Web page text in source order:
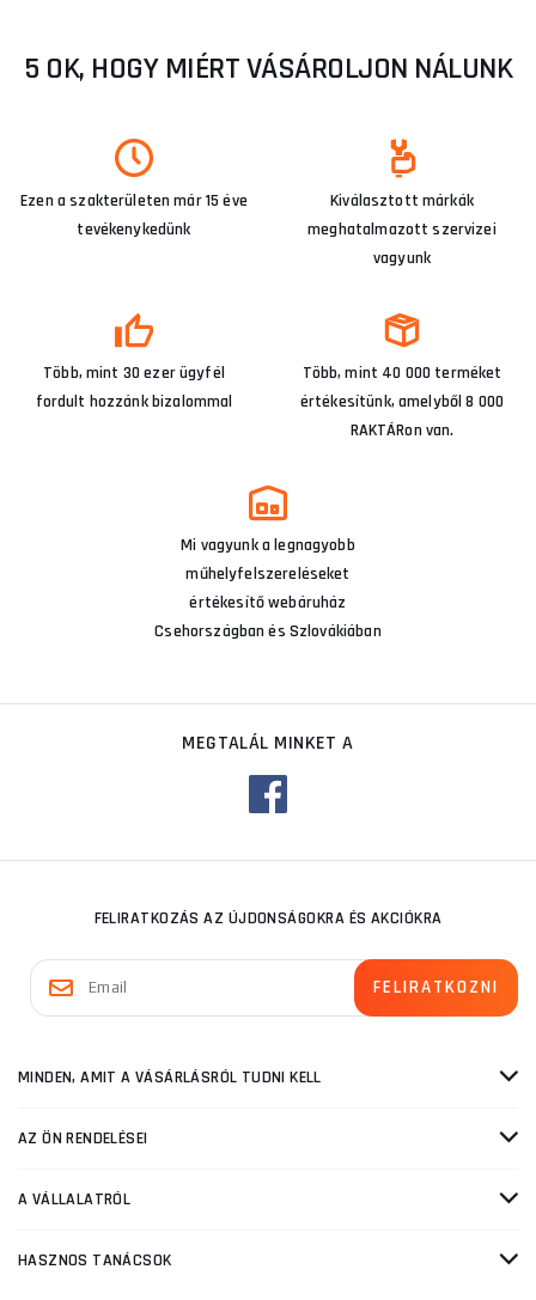
5 OK, HOGY MIÉRT VÁSÁROLJON NÁLUNK
Ezen a szakterületen már 15 éve
tevékenykedünk
Kiválasztott márkák
meghatalmazott szervizei
vagyunk
Több, mint 30 ezer ügyfél
fordult hozzánk bizalommal
Több, mint 40 000 terméket
értékesítünk, amelyből 8 000
RAKTÁRon van.
Mi vagyunk a legnagyobb
műhelyfelszereléseket
értékesítő webáruház
Csehországban és Szlovákiában
MEGTALÁL MINKET A
FELIRATKOZÁS AZ ÚJDONSÁGOKRA ÉS AKCIÓKRA
MINDEN, AMIT A VÁSÁRLÁSRÓL TUDNI KELL
AZ ÖN RENDELÉSEI
A VÁLLALATRÓL
HASZNOS TANÁCSOK